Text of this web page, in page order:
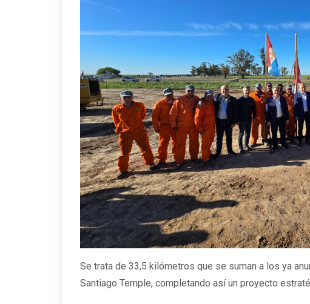
Se trata de 33,5 kilómetros que se suman a los ya
Santiago Temple, completando así un proyecto